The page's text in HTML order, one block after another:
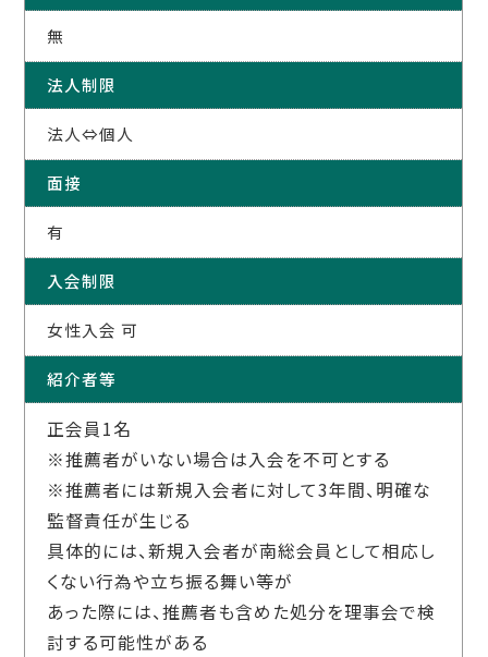
無
法人制限
法人⇔個人
面接
有
入会制限
女性入会 可
紹介者等
正会員1名
※推薦者がいない場合は入会を不可とする
※推薦者には新規入会者に対して3年間、明確な
監督責任が生じる
具体的には、新規入会者が南総会員として相応し
くない行為や立ち振る舞い等が
あった際には、推薦者も含めた処分を理事会で検
討する可能性がある